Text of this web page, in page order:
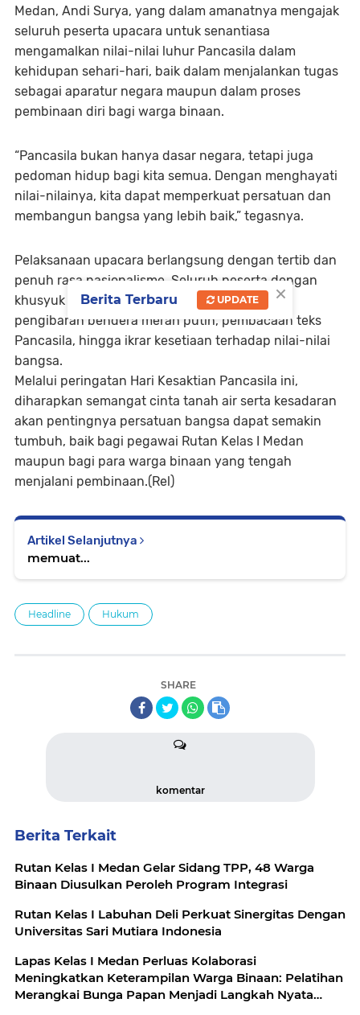
Medan, Andi Surya, yang dalam amanatnya mengajak
seluruh peserta upacara untuk senantiasa
mengamalkan nilai-nilai luhur Pancasila dalam
kehidupan sehari-hari, baik dalam menjalankan tugas
sebagai aparatur negara maupun dalam proses
pembinaan diri bagi warga binaan.
“Pancasila bukan hanya dasar negara, tetapi juga
pedoman hidup bagi kita semua. Dengan menghayati
nilai-nilainya, kita dapat memperkuat persatuan dan
membangun bangsa yang lebih baik,” tegasnya.
Pelaksanaan upacara berlangsung dengan tertib dan
penuh rasa nasionalisme. Seluruh peserta dengan
khusyuk mengikuti rangkaian acara mulai dari
pengibaran bendera merah putih, pembacaan teks
Pancasila, hingga ikrar kesetiaan terhadap nilai-nilai
bangsa.
Melalui peringatan Hari Kesaktian Pancasila ini,
diharapkan semangat cinta tanah air serta kesadaran
akan pentingnya persatuan bangsa dapat semakin
tumbuh, baik bagi pegawai Rutan Kelas I Medan
maupun bagi para warga binaan yang tengah
menjalani pembinaan.(Rel)
Artikel Selanjutnya
memuat...
Headline Hukum
SHARE
komentar
Berita Terkait
Rutan Kelas I Medan Gelar Sidang TPP, 48 Warga
Binaan Diusulkan Peroleh Program Integrasi
Rutan Kelas I Labuhan Deli Perkuat Sinergitas Dengan
Universitas Sari Mutiara Indonesia
Lapas Kelas I Medan Perluas Kolaborasi
Meningkatkan Keterampilan Warga Binaan: Pelatihan
Merangkai Bunga Papan Menjadi Langkah Nyata
×
Berita Terbaru UPDATE